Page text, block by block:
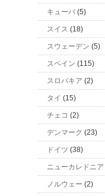
キューバ (5)
スイス (18)
スウェーデン (5)
スペイン (115)
スロバキア (2)
タイ (15)
チェコ (2)
デンマーク (23)
ドイツ (38)
ニューカレドニア
ノルウェー (2)